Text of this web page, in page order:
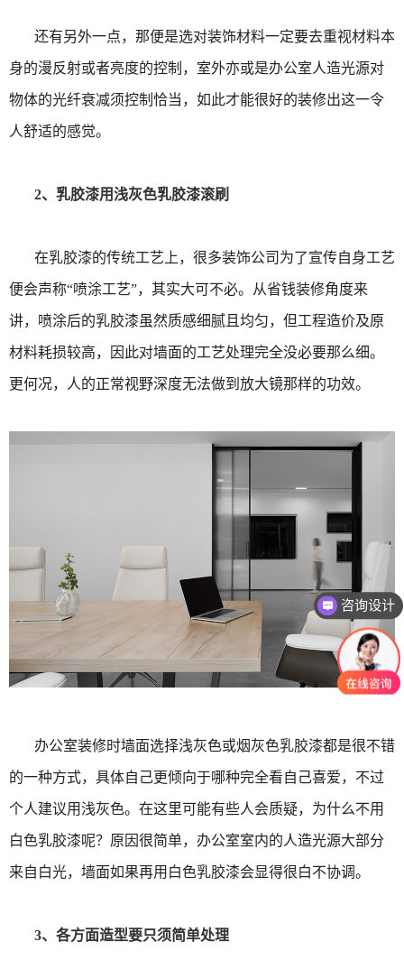
还有另外一点，那便是选对装饰材料一定要去重视材料本
身的漫反射或者亮度的控制，室外亦或是办公室人造光源对
物体的光纤衰减须控制恰当，如此才能很好的装修出这一令
人舒适的感觉。
2、乳胶漆用浅灰色乳胶漆滚刷
在乳胶漆的传统工艺上，很多装饰公司为了宣传自身工艺
便会声称“喷涂工艺”，其实大可不必。从省钱装修角度来
讲，喷涂后的乳胶漆虽然质感细腻且均匀，但工程造价及原
材料耗损较高，因此对墙面的工艺处理完全没必要那么细。
更何况，人的正常视野深度无法做到放大镜那样的功效。
办公室装修时墙面选择浅灰色或烟灰色乳胶漆都是很不错
的一种方式，具体自己更倾向于哪种完全看自己喜爱，不过
个人建议用浅灰色。在这里可能有些人会质疑，为什么不用
白色乳胶漆呢？原因很简单，办公室室内的人造光源大部分
来自白光，墙面如果再用白色乳胶漆会显得很白不协调。
3、各方面造型要只须简单处理
咨询设计